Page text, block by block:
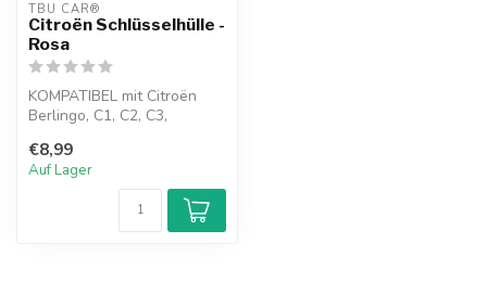
TBU CAR®
Citroën Schlüsselhülle -
Rosa
KOMPATIBEL mit Citroën
Berlingo, C1, C2, C3,
Cactus, Pica...
€8,99
Auf Lager